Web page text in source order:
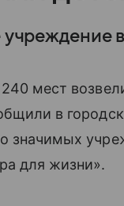
мест
в
значимых
для жизни».